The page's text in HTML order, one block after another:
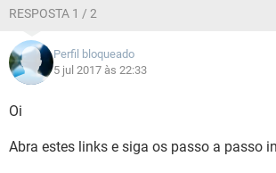
RESPOSTA 1 / 2
Perfil bloqueado
5 jul 2017 às 22:33
Oi
Abra estes links e siga os passo a passo